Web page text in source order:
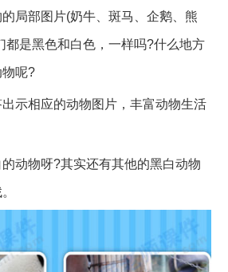
部图片(奶牛、斑马、企鹅、熊
都是黑色和白色，一样吗?什么地方
呢?
相应的动物图片，丰富动物生活
物呀?其实还有其他的黑白动物